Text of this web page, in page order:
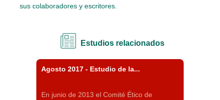
sus colaboradores y escritores.
Estudios relacionados
Agosto 2017 - Estudio de la...
En junio de 2013 el Comité Ético de